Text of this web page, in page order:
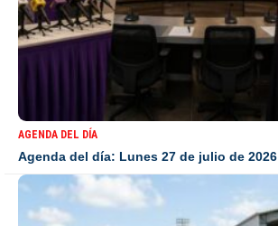
AGENDA DEL DÍA
Agenda del día: Lunes 27 de julio de 2026